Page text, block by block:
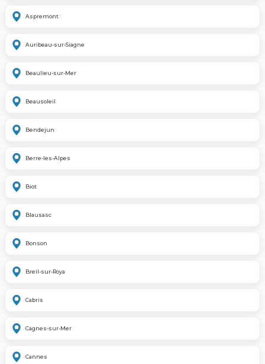
Aspremont
Auribeau-sur-Siagne
Beaulieu-sur-Mer
Beausoleil
Bendejun
Berre-les-Alpes
Biot
Blausasc
Bonson
Breil-sur-Roya
Cabris
Cagnes-sur-Mer
Cannes